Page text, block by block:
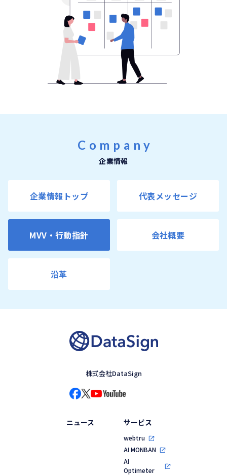
Company
企業情報
企業情報トップ 代表メッセージ
MVV・行動指針 会社概要
沿革
株式会社DataSign
ニュース サービス
webtru
AI MONBAN
AI
Optimeter